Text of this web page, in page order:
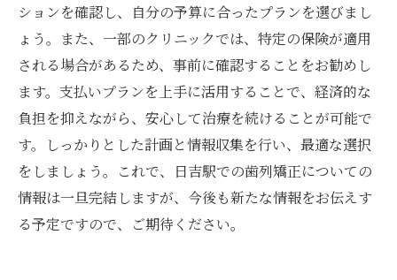
ションを確認し、自分の予算に合ったプランを選びまし
ょう。また、一部のクリニックでは、特定の保険が適用
される場合があるため、事前に確認することをお勧めし
ます。支払いプランを上手に活用することで、経済的な
負担を抑えながら、安心して治療を続けることが可能で
す。しっかりとした計画と情報収集を行い、最適な選択
をしましょう。これで、日吉駅での歯列矯正についての
情報は一旦完結しますが、今後も新たな情報をお伝えす
る予定ですので、ご期待ください。